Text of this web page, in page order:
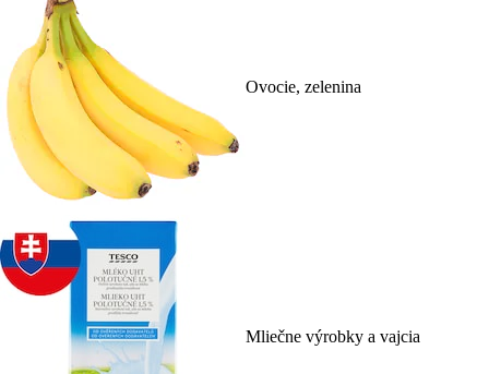
Ovocie, zelenina
Mliečne výrobky a vajcia